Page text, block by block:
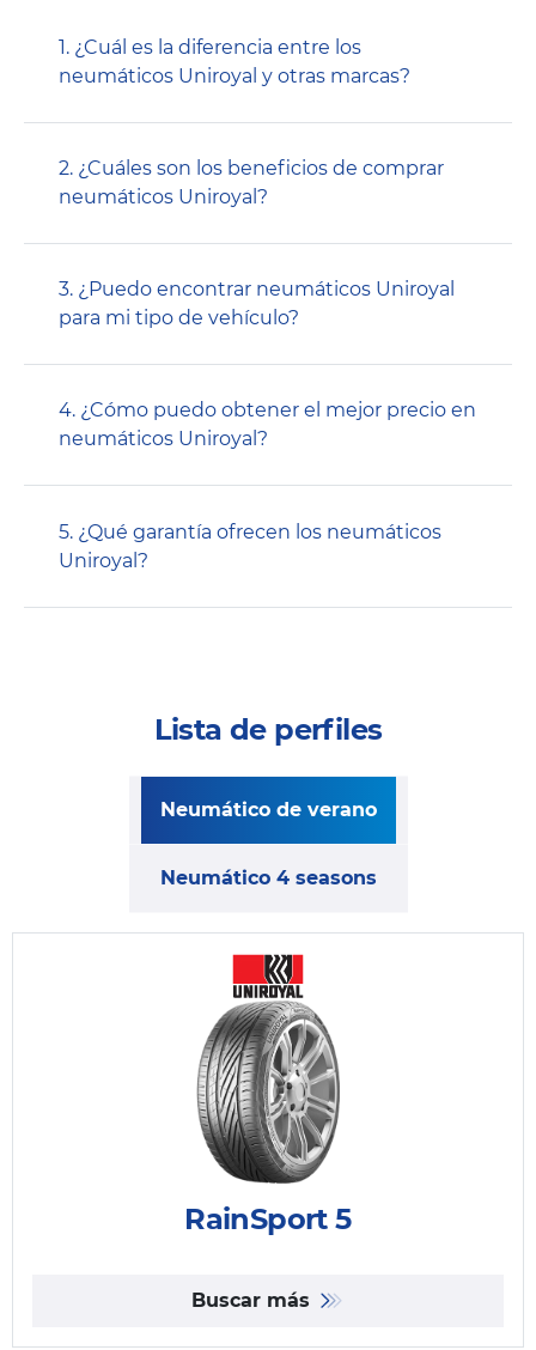
1. ¿Cuál es la diferencia entre los
neumáticos Uniroyal y otras marcas?
2. ¿Cuáles son los beneficios de comprar
neumáticos Uniroyal?
3. ¿Puedo encontrar neumáticos Uniroyal
para mi tipo de vehículo?
4. ¿Cómo puedo obtener el mejor precio en
neumáticos Uniroyal?
5. ¿Qué garantía ofrecen los neumáticos
Uniroyal?
Lista de perfiles
Neumático de verano
Neumático 4 seasons
RainSport 5
Buscar más